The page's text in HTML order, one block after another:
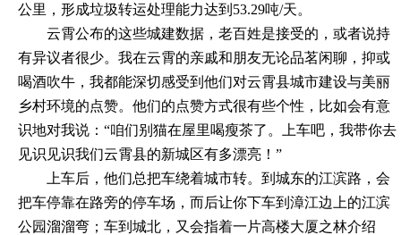
公里，形成垃圾转运处理能力达到53.29吨/天。
云霄公布的这些城建数据，老百姓是接受的，或者说持
有异议者很少。我在云霄的亲戚和朋友无论品茗闲聊，抑或
喝酒吹牛，我都能深切感受到他们对云霄县城市建设与美丽
乡村环境的点赞。他们的点赞方式很有些个性，比如会有意
识地对我说： “咱们别猫在屋里喝瘦茶了。上车吧，我带你去
见识见识我们云霄县的新城区有多漂亮！”
上车后，他们总把车绕着城市转。到城东的江滨路，会
把车停靠在路旁的停车场，而后让你下车到漳江边上的江滨
公园溜溜弯；车到城北，又会指着一片高楼大厦之林介绍